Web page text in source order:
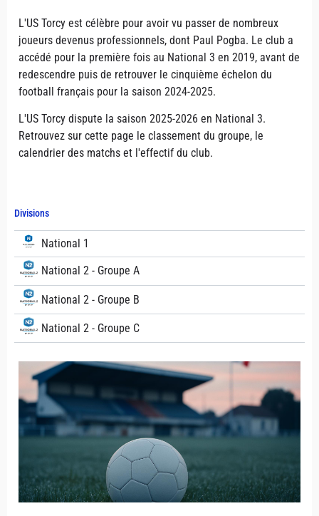
Divisions
National 1
National 2 - Groupe A
National 2 - Groupe B
National 2 - Groupe C
L'US Torcy est célèbre pour avoir vu passer de nombreux
joueurs devenus professionnels, dont Paul Pogba. Le club a
accédé pour la première fois au National 3 en 2019, avant de
redescendre puis de retrouver le cinquième échelon du
football français pour la saison 2024-2025.
L'US Torcy dispute la saison 2025-2026 en National 3.
Retrouvez sur cette page le classement du groupe, le
calendrier des matchs et l'effectif du club.